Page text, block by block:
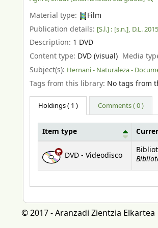
Material type:
Film
Publication details: [S.l.] : [s.n.], D.L. 2015
Description: 1 DVD
Content type: DVD (visual) Media
Subject(s): Hernani - Naturaleza -
Tags from this library: No tags from
Holdings( 1 ) Comments ( 0 )
Holdings
Item type
DVD - Videodisco
© 2017 - Aranzadi Zientzia Elkartea